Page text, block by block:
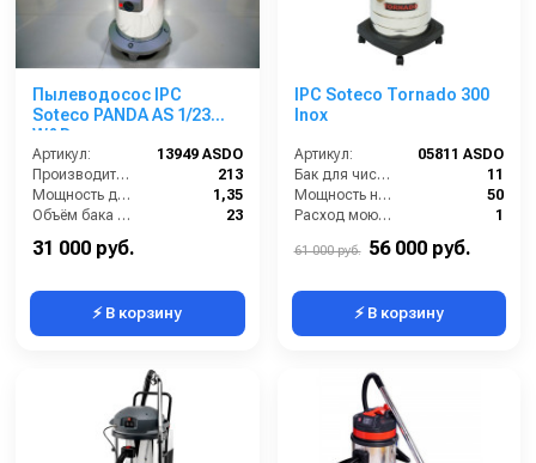
Пылеводосос IPC
Soteco PANDA AS 1/23
W&D
Артикул:
13949 ASDO
Производительность (м3/час):
213
Мощность двигателя (кВт):
1,35
Объём бака (л):
23
31 000 руб.
⚡ В корзину
IPC Soteco Tornado 300
Inox
Артикул:
05811 ASDO
Бак для чистой воды (л):
11
Мощность насоса (Вт):
50
Расход моющего раствора (л/мин):
1
61 000 руб. 56 000 руб.
⚡ В корзину